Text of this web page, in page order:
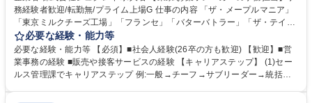
務経験者歓迎/転勤無/プライム上場G 仕事の内容 「ザ・メープルマニア」
「東京ミルクチーズ工場」「フランセ」「バターバトラー」「ザ・テイラ
ー」「DROOLY」等のブランドを多数展開する当社にて、オリジナル菓子
ブランド商品の事務業務をお任せいたします。 【具体的な業務内容】 ■店
舗からの発注受付/PC入力業務 ■受電対応(社内/社外) ■商品のマスター登
録 ■日々の売上抽出・報告 ■提携企業への書類送付業務 ■契約書管理業務
必要な経験・能力等
必要な経験・能力等 【必須】■社会人経験(26卒の方も歓迎) 【歓迎】■営
業事務の経験 ■販売や接客サービスの経験 【キャリアステップ】 (1)セー
ルス管理課でキャリアステップ 例:一般→チーフ→サブリーダー→統括リ